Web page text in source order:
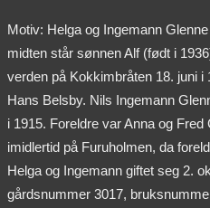
Motiv: Helga og Ingemann
midten står sønnen Alf (født i
verden på Kokkimbråten 18. juni i
Hans Belsby. Nils Ingemann
i 1915. Foreldre var Anna og
imidlertid på Furuholmen, da
Helga og Ingemann giftet seg 2.
gårdsnummer 3017,